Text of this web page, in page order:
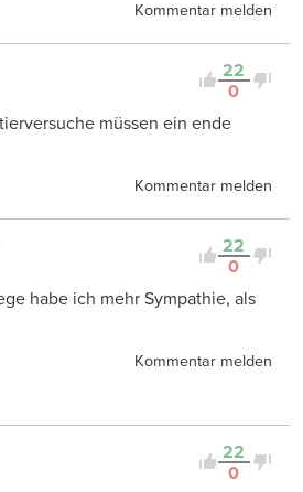
Kommentar melden
22
0
müssen ein ende
Kommentar melden
22
0
habe ich mehr Sympathie, als
Kommentar melden
22
0